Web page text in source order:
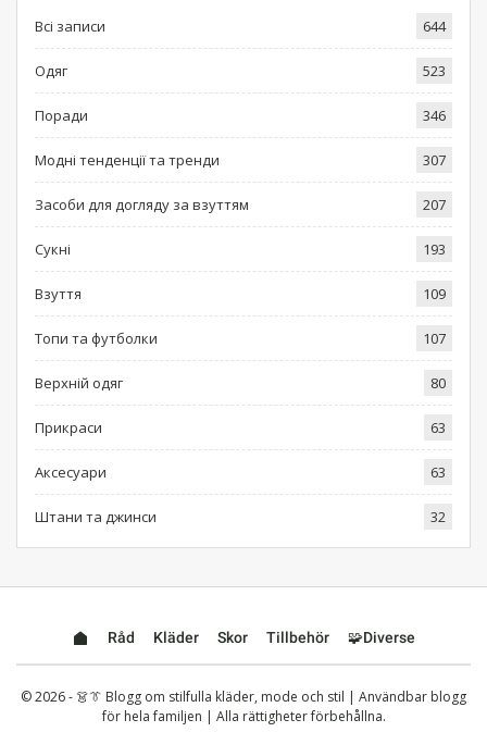
Всі записи 644
Одяг 523
Поради 346
Модні тенденції та тренди 307
Засоби для догляду за взуттям 207
Сукні 193
Взуття 109
Топи та футболки 107
Верхній одяг 80
Прикраси 63
Аксесуари 63
Штани та джинси 32
Råd Kläder Skor Tillbehör 🧩Diverse
© 2026 - 👗👔 Blogg om stilfulla kläder, mode och stil | Användbar blogg
för hela familjen | Alla rättigheter förbehållna.